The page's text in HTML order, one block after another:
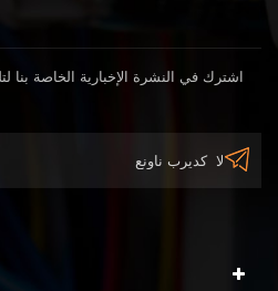
اشترك في النشرة الإخبارية الخاصة بنا